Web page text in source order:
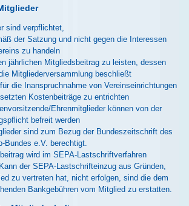
sind verpflichtet,
der Satzung und nicht gegen die Interessen
zu handeln
jährlichen Mitgliedsbeitrag zu leisten, dessen
Mitgliederversammlung beschließt
die Inanspruchnahme von Vereinseinrichtungen
Kostenbeiträge zu entrichten
Ehrenmitglieder können von der
befreit werden
sind zum Bezug der Bundeszeitschrift des
Bundes e.V. berechtigt.
wird im SEPA-Lastschriftverfahren
der SEPA-Lastschrifteinzug aus Gründen,
zu vertreten hat, nicht erfolgen, sind die dem
Bankgebühren vom Mitglied zu erstatten.